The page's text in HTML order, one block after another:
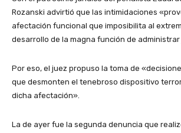
Rozanski advirtió que las intimidaciones
afectación funcional que imposibilita al
desarrollo de la magna función de
Por eso, el juez propuso la toma de
que desmonten el tenebroso dispositivo
dicha afectación».
La de ayer fue la segunda denuncia que